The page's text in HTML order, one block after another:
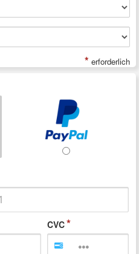
* erforderlich
CVC